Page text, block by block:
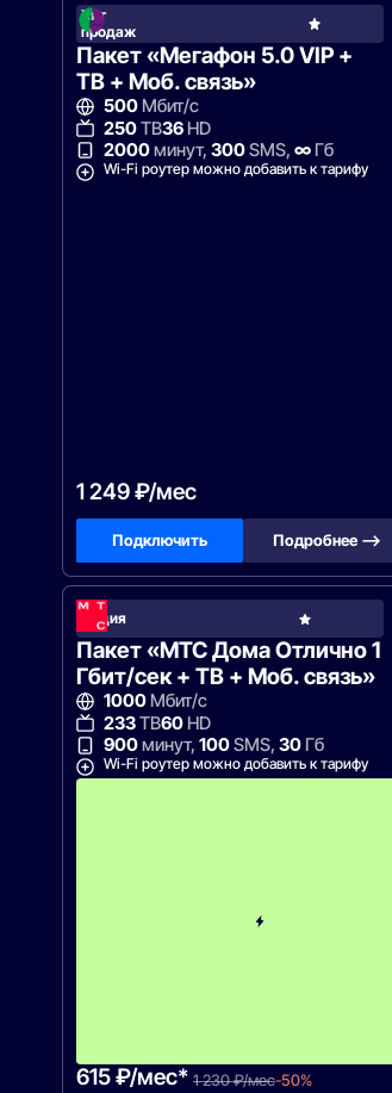
Хит
продаж
Пакет «Мегафон 5.0 VIP +
ТВ + Моб. связь»
500Мбит/с
250ТВ36HD
2000минут, 300SMS, ∞Гб
Wi-Fi роутер можно добавить к тарифу
1 249 ₽/мес
Подключить Подробнее —>
Акция
Пакет «МТС Дома Отлично 1
Гбит/сек + ТВ + Моб. связь»
1000Мбит/с
233ТВ60HD
900минут, 100SMS, 30Гб
Wi-Fi роутер можно добавить к тарифу
615 ₽/мес* 1 230 ₽/мес-50%